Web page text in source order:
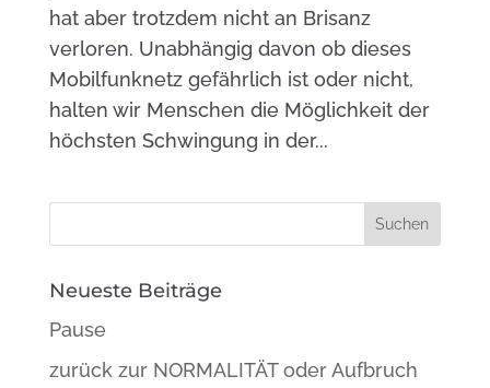
hat aber trotzdem nicht an Brisanz
verloren. Unabhängig davon ob dieses
Mobilfunknetz gefährlich ist oder nicht,
halten wir Menschen die Möglichkeit der
höchsten Schwingung in der...
Neueste Beiträge
Pause
zurück zur NORMALITÄT oder Aufbruch